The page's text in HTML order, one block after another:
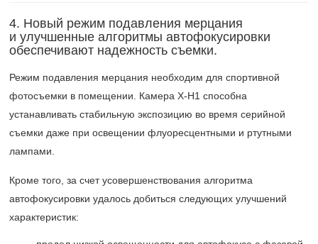
4. Новый режим подавления мерцания
и улучшенные алгоритмы автофокусировки
обеспечивают надежность съемки.
Режим подавления мерцания необходим для спортивной
фотосъемки в помещении. Камера X-H1 способна
устанавливать стабильную экспозицию во время серийной
съемки даже при освещении флуоресцентными и ртутными
лампами.
Кроме того, за счет усовершенствования алгоритма
автофокусировки удалось добиться следующих улучшений
характеристик: